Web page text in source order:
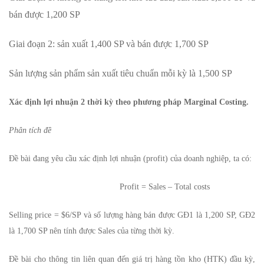
bán được 1,200 SP
Giai đoạn 2: sản xuất 1,400 SP và bán được 1,700 SP
Sản lượng sản phẩm sản xuất tiêu chuẩn mỗi kỳ là 1,500 SP
Xác định lợi nhuận 2 thời kỳ theo phương pháp Marginal Costing.
Phân tích đề
Đề bài đang yêu cầu xác định lợi nhuận (profit) của doanh nghiệp, ta có:
Profit = Sales – Total costs
Selling price = $6/SP và số lượng hàng bán được GĐ1 là 1,200 SP, GĐ2
là 1,700 SP nên tính được Sales của từng thời kỳ.
Đề bài cho thông tin liên quan đến giá trị hàng tồn kho (HTK) đầu kỳ,